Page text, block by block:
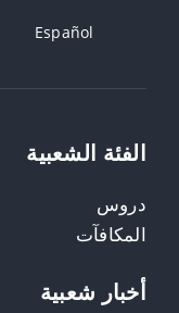
Español
الفئة الشعبية
دروس
المكافآت
أخبار شعبية